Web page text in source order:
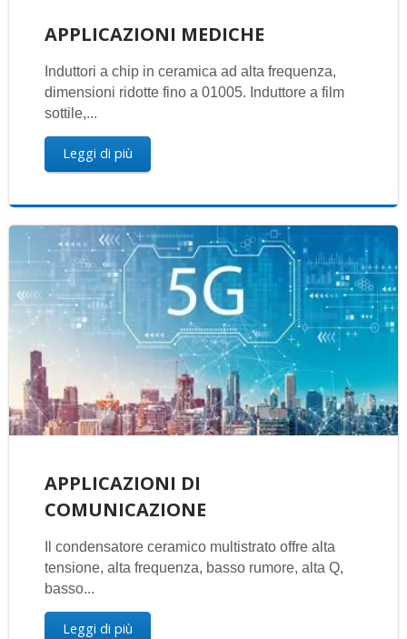
APPLICAZIONI MEDICHE
Induttori a chip in ceramica ad alta frequenza,
dimensioni ridotte fino a 01005. Induttore a film
sottile,...
Leggi di più
APPLICAZIONI DI
COMUNICAZIONE
Il condensatore ceramico multistrato offre alta
tensione, alta frequenza, basso rumore, alta Q,
basso...
Leggi di più